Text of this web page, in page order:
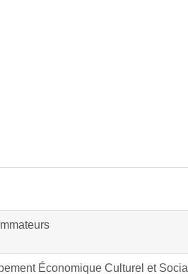
Économique Culturel et Social